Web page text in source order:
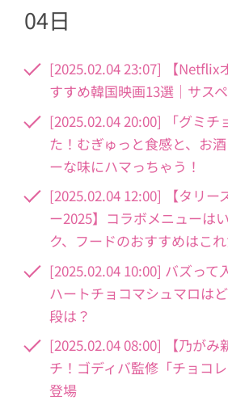
04日
[2025.02.04 23:07] 【Netflix
すすめ韓国映画13選｜サス
[2025.02.04 20:00] 「グミチ
た！むぎゅっと食感と、お
ーな味にハマっちゃう！
[2025.02.04 12:00] 【タリ
ー2025】コラボメニューは
ク、フードのおすすめはこれ
[2025.02.04 10:00] バズっ
ハートチョコマシュマロは
段は？
[2025.02.04 08:00] 【乃がみ
チ！ゴディバ監修「チョコ
登場